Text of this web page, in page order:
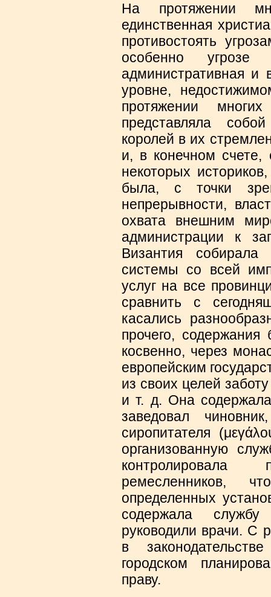
На протяжении
единственная
противостоять
особенно угрозе
административная и
уровне,
протяжении
представляла
королей в их
и, в конечном счете,
некоторых
была, с точки
непрерывности,
охвата внешним
администрации к
Византия
системы со всей
услуг на все
сравнить с
касались
прочего,
косвенно, через
европейским
из своих целей
и т. д. Она
заведовал
сиропитателя (
организованную
ремесленников,
определенных
содержала службу
руководили врачи. С
в
городском
праву.